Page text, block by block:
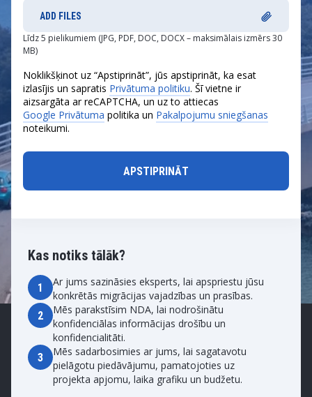
Kas notiks tālāk?
1
Ar jums sazināsies eksperts, lai apspriestu jūsu
konkrētās migrācijas vajadzības un prasības.
2
Mēs parakstīsim NDA, lai nodrošinātu
konfidenciālas informācijas drošību un
konfidencialitāti.
3
Mēs sadarbosimies ar jums, lai sagatavotu
pielāgotu piedāvājumu, pamatojoties uz
projekta apjomu, laika grafiku un budžetu.
ADD FILES
Līdz 5 pielikumiem (JPG, PDF, DOC, DOCX – maksimālais izmērs 30
MB)
Noklikšķinot uz “Apstiprināt”, jūs apstiprināt, ka esat
izlasījis un sapratis Privātuma politiku. Šī vietne ir
aizsargāta ar reCAPTCHA, un uz to attiecas
Google Privātuma politika un Pakalpojumu sniegšanas
noteikumi.